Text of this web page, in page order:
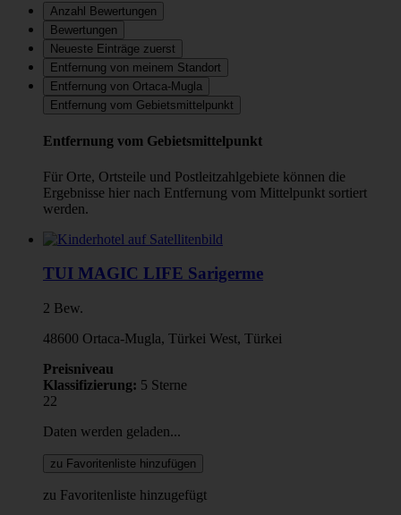
Anzahl Bewertungen
Bewertungen
Neueste Einträge zuerst
Entfernung von meinem Standort
Entfernung von Ortaca-Mugla
Entfernung vom Gebietsmittelpunkt
Entfernung vom Gebietsmittelpunkt
Für Orte, Ortsteile und Postleitzahlgebiete können die
Ergebnisse hier nach Entfernung vom Mittelpunkt sortiert
werden.
TUI MAGIC LIFE Sarigerme
2 Bew.
48600 Ortaca-Mugla, Türkei West, Türkei
Preisniveau
Klassifizierung: 5 Sterne
22
Daten werden geladen...
zu Favoritenliste hinzufügen
zu Favoritenliste hinzugefügt